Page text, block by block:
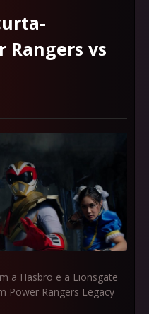
Rangers vs
a Hasbro e a Lionsgate
Power Rangers Legacy